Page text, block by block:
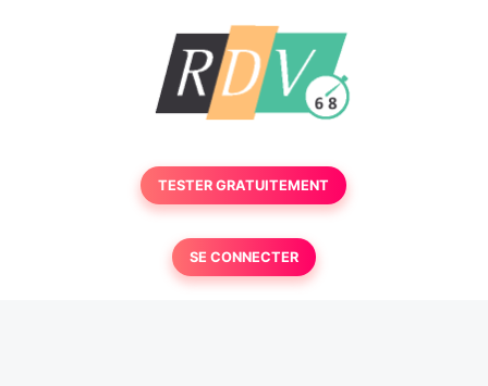
TESTER GRATUITEMENT
SE CONNECTER